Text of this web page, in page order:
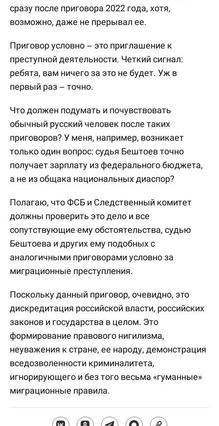
сразу после приговора 2022 года, хотя,
возможно, даже не прерывал ее.
Приговор условно – это приглашение к
преступной деятельности. Четкий сигнал:
ребята, вам ничего за это не будет. Уж в
первый раз – точно.
Что должен подумать и почувствовать
обычный русский человек после таких
приговоров? У меня, например, возникает
только один вопрос: судья Бештоев точно
получает зарплату из федерального бюджета,
а не из общака национальных диаспор?
Полагаю, что ФСБ и Следственный комитет
должны проверить это дело и все
сопутствующие ему обстоятельства, судью
Бештоева и других ему подобных с
аналогичными приговорами условно за
миграционные преступления.
Поскольку данный приговор, очевидно, это
дискредитация российской власти, российских
законов и государства в целом. Это
формирование правового нигилизма,
неуважения к стране, ее народу, демонстрация
вседозволенности криминалитета,
игнорирующего и без того весьма «гуманные»
миграционные правила.